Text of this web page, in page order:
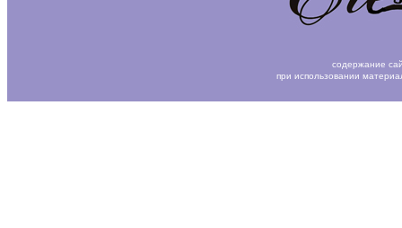
содержание
при использовании